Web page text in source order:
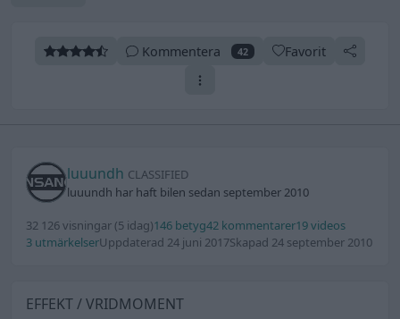
Kommentera 42 Favorit
luuundh CLASSIFIED
luuundh har haft bilen sedan september 2010
32 126 visningar (5 idag)146 betyg42 kommentarer19 videos
3 utmärkelserUppdaterad 24 juni 2017Skapad 24 september 2010
EFFEKT / VRIDMOMENT